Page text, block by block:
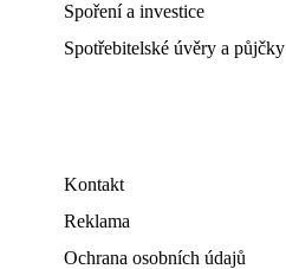
Spoření a investice
Spotřebitelské úvěry a půjčky
Kontakt
Reklama
Ochrana osobních údajů